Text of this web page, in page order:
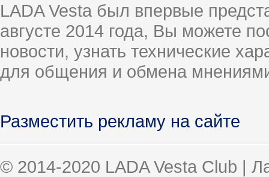
LADA Vesta был впервые
августе 2014 года, Вы можете
новости, узнать технические
для общения и обмена
Разместить рекламу на сайте
© 2014-2020 LADA Vesta Club |